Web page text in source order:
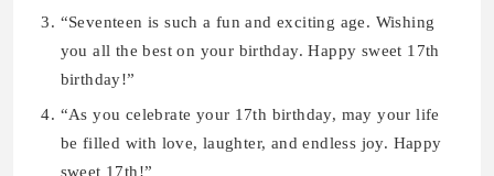
“Seventeen is such a fun and exciting age. Wishing
you all the best on your birthday. Happy sweet 17th
birthday!”
“As you celebrate your 17th birthday, may your life
be filled with love, laughter, and endless joy. Happy
sweet 17th!”